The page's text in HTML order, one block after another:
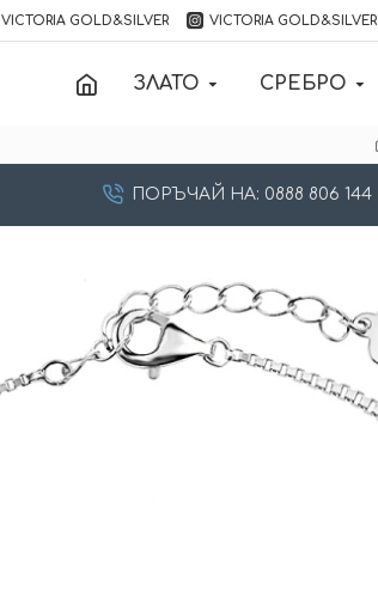
VICTORIA GOLD&SILVER VICTORIA GOLD&SILVER
ЗЛАТО СРЕБРО
ПОРЪЧАЙ НА: 0888 806 144